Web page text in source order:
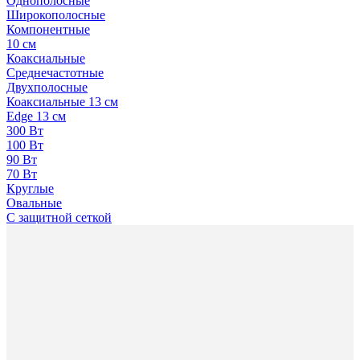
Широкополосные
Компонентные
10 см
Коаксиальные
Среднечастотные
Двухполосные
Коаксиальные 13 см
Edge 13 см
300 Вт
100 Вт
90 Вт
70 Вт
Круглые
Овальные
С защитной сеткой